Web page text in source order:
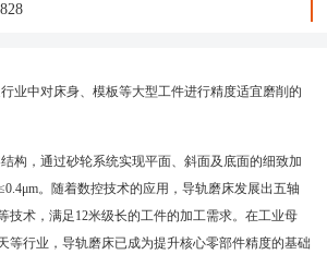
业中对床身、模板等大型工件进行精度适宜磨削的
构，通过砂轮系统实现平面、斜面及底面的细致加
。随着数控技术的应用，导轨磨床发展出五轴
技术，满足12米级长的工件的加工需求。在工业母
等行业，导轨磨床已成为提升核心零部件精度的基础